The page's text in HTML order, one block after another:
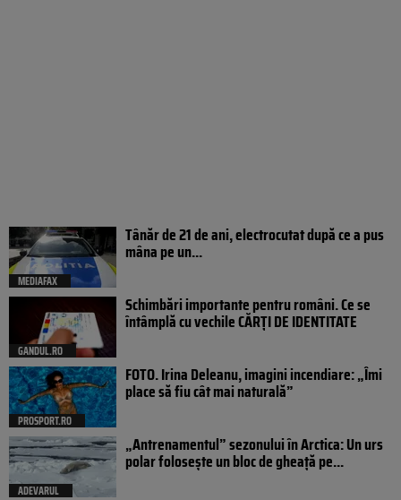
MEDIAFAX
Tânăr de 21 de ani, electrocutat după ce a pus
mâna pe un...
GANDUL.RO
Schimbări importante pentru români. Ce se
întâmplă cu vechile CĂRȚI DE IDENTITATE
PROSPORT.RO
FOTO. Irina Deleanu, imagini incendiare: „Îmi
place să fiu cât mai naturală”
ADEVARUL
„Antrenamentul” sezonului în Arctica: Un urs
polar folosește un bloc de gheață pe...